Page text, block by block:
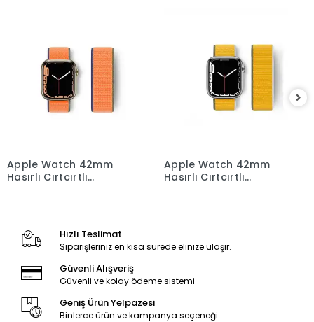
Apple Watch 42mm
Hasırlı Cırtcırtlı
Apple Watch 42mm
Hasırlı Cırtcırtlı
Hızlı Teslimat
Siparişleriniz en kısa sürede elinize ulaşır.
Güvenli Alışveriş
Güvenli ve kolay ödeme sistemi
Geniş Ürün Yelpazesi
Binlerce ürün ve kampanya seçeneği